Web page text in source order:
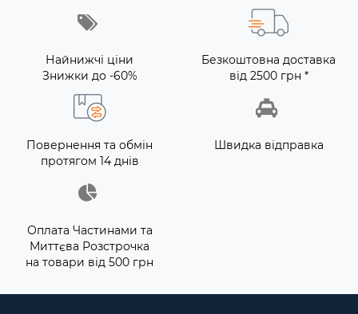
Найнижчі ціни
Знижки до -60%
Безкоштовна доставка
від 2500 грн *
Повернення та обмін
протягом 14 днів
Швидка відправка
Оплата Частинами та
Миттєва Розстрочка
на товари від 500 грн